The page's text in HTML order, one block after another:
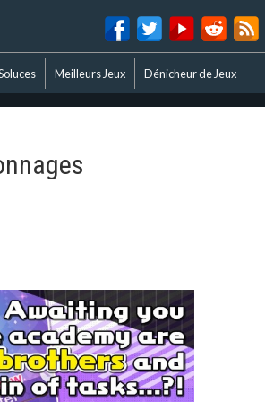
Meilleurs Jeux Dénicheur de Jeux